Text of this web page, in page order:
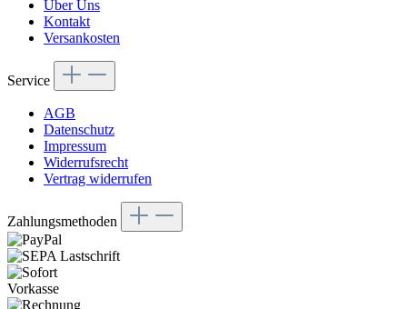
Über Uns
Kontakt
Versankosten
Service
AGB
Datenschutz
Impressum
Widerrufsrecht
Vertrag widerrufen
Zahlungsmethoden
Vorkasse